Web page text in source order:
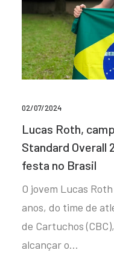
02/07/2024
Lucas Roth,
Standard Overall
festa no Brasil
O jovem Lucas
anos, do time de
de Cartuchos
alcançar o…